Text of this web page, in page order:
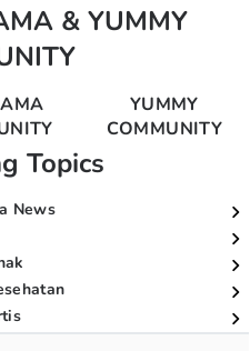
& YUMMY
YUMMY
COMMUNITY
Topics
News